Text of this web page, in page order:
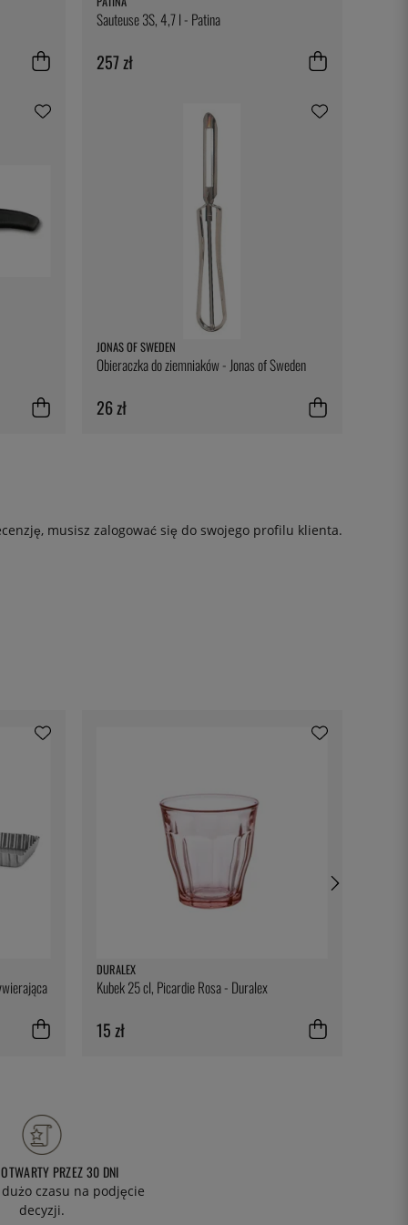
Sauteuse 3S, 4,7 l - Patina
257 zł
JONAS OF SWEDEN
Obieraczka do ziemniaków - Jonas of Sweden
26 zł
musisz zalogować się do swojego profilu klienta.
DURALEX
Kubek 25 cl, Picardie Rosa - Duralex
15 zł
PRZEZ 30 DNI
czasu na podjęcie
decyzji.